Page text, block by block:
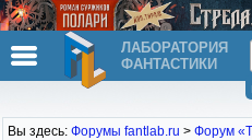
ЛАБОРАТОРИЯ
ФАНТАСТИКИ
Вы здесь: Форумы fantlab.ru > Форум